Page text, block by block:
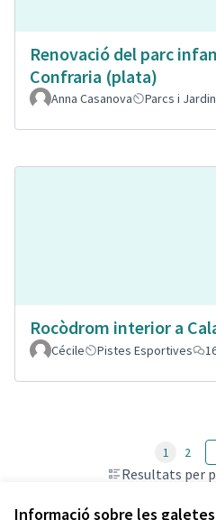
Informació sobre les
Renovació del parc
Confraria (plata)
Anna Casanova Parcs i
Rocòdrom interior a
Cécile
Pistes Esportives
Resultats per
1 2